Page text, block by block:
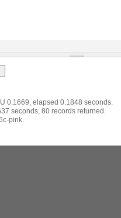
0.1669, elapsed 0.1848 seconds.
seconds, 80 records returned.
pink.